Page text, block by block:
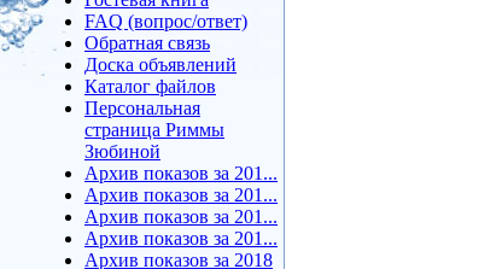
FAQ (вопрос/ответ)
Обратная связь
Доска объявлений
Каталог файлов
Персональная
страница Риммы
Зюбиной
Архив показов за 201...
Архив показов за 201...
Архив показов за 201...
Архив показов за 201...
Архив показов за 2018